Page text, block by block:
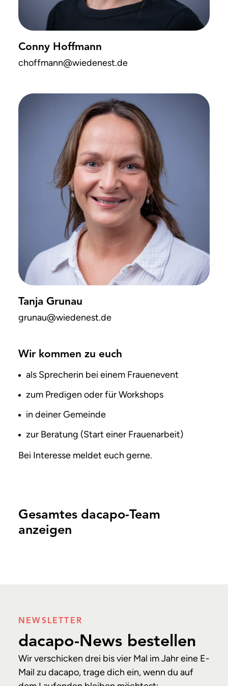
Conny Hoffmann
choffmann@wiedenest.de
Tanja Grunau
grunau@wiedenest.de
Wir kommen zu euch
als Sprecherin bei einem Frauenevent
zum Predigen oder für Workshops
in deiner Gemeinde
zur Beratung (Start einer Frauenarbeit)
Bei Interesse meldet euch gerne.
Gesamtes dacapo-Team
anzeigen
NEWSLETTER
dacapo-News bestellen
Wir verschicken drei bis vier Mal im Jahr eine E-
Mail zu dacapo, trage dich ein, wenn du auf